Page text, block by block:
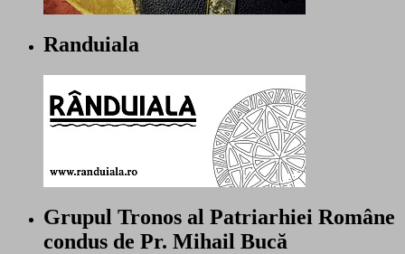
Randuiala
Grupul Tronos al Patriarhiei Române
condus de Pr. Mihail Bucă